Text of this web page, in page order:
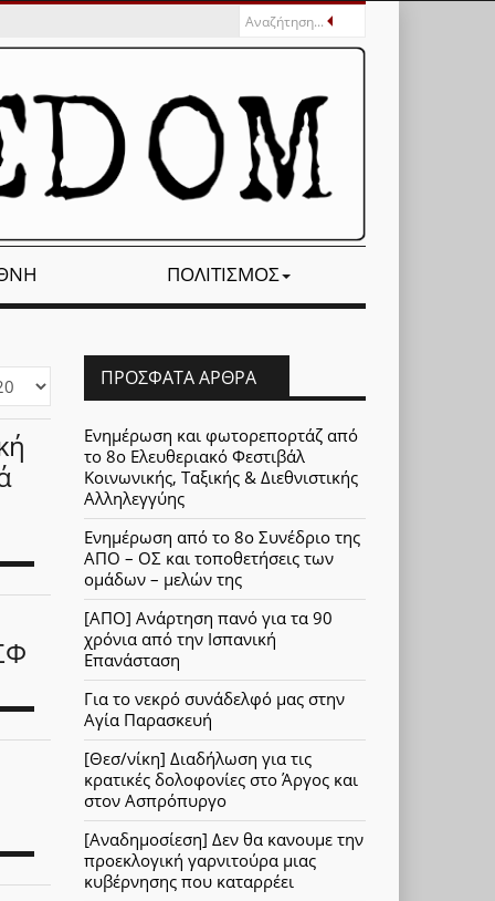
ΠΟΛΙΤΙΣΜΌΣ
ΠΡΌΣΦΑΤΑ ΆΡΘΡΑ
Ενημέρωση και φωτορεπορτάζ από
το 8ο Ελευθεριακό Φεστιβάλ
Κοινωνικής, Ταξικής & Διεθνιστικής
Αλληλεγγύης
Ενημέρωση από το 8ο Συνέδριο της
ΑΠΟ – ΟΣ και τοποθετήσεις των
ομάδων – μελών της
[ΑΠΟ] Ανάρτηση πανό για τα 90
χρόνια από την Ισπανική
Επανάσταση
Για το νεκρό συνάδελφό μας στην
Αγία Παρασκευή
[Θεσ/νίκη] Διαδήλωση για τις
κρατικές δολοφονίες στο Άργος και
στον Ασπρόπυργο
[Αναδημοσίεση] Δεν θα κανουμε την
προεκλογική γαρνιτούρα μιας
κυβέρνησης που καταρρέει